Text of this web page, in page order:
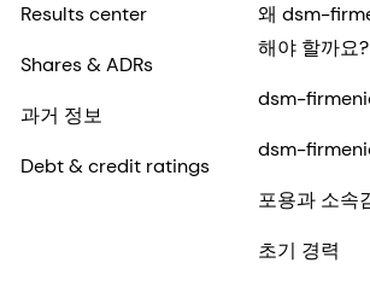
Results center
Shares & ADRs
과거 정보
Debt & credit ratings
왜 dsm-
해야 할까요?
dsm-
dsm-
포용과 소속
초기 경력